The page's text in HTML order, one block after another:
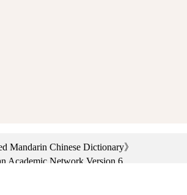
Mandarin Chinese Dictionary》
Academic Network Version 6